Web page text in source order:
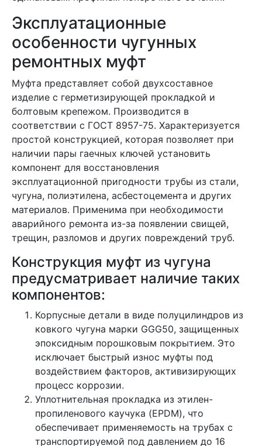
Эксплуатационные
особенности чугунных
ремонтных муфт
Муфта представляет собой двухсоставное
изделие с герметизирующей прокладкой и
болтовым крепежом. Производится в
соответствии с ГОСТ 8957-75. Характеризуется
простой конструкцией, которая позволяет при
наличии пары гаечных ключей установить
компонент для восстановления
эксплуатационной пригодности трубы из стали,
чугуна, полиэтилена, асбестоцемента и других
материалов. Применима при необходимости
аварийного ремонта из-за появлении свищей,
трещин, разломов и других повреждений труб.
Конструкция муфт из чугуна
предусматривает наличие таких
компонентов:
Корпусные детали в виде полуцилиндров из
ковкого чугуна марки GGG50, защищенных
эпоксидным порошковым покрытием. Это
исключает быстрый износ муфты под
воздействием факторов, активизирующих
процесс коррозии.
Уплотнительная прокладка из этилен-
пропиленового каучука (EPDM), что
обеспечивает применяемость на трубах с
транспортируемой под давлением до 16